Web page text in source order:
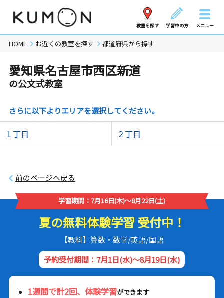
教室を探す 学習中の方 メニュー
HOME お近くの教室を探す 都道府県から探す
愛知県名古屋市西区新道
の公文式教室
さらに以下よりエリアを選択してください。
１丁目 ２丁目
前のページへ戻る
学習期間：7月16日(木)～8月22日(土)
夏の無料体験学習 受付中！
【教科】算数・数学/英語/国語
予約受付期間：7月1日(水)～8月19日(水)
1週間で計2回、体験学習ができます